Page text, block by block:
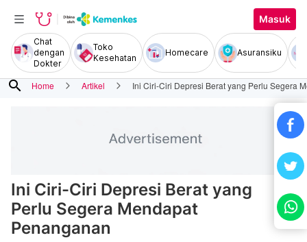
Masuk
Chat
dengan
Dokter
Toko
Kesehatan
Homecare Asuransiku
search Home Artikel Ini Ciri-Ciri Depresi Berat yang Perlu Segera
Ini Ciri-Ciri Depresi Berat yang
Perlu Segera Mendapat
Penanganan